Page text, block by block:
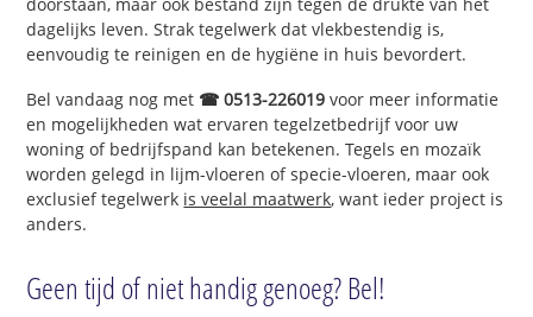
dagelijks leven. Strak tegelwerk dat vlekbestendig is,
eenvoudig te reinigen en de hygiëne in huis bevordert.
Bel vandaag nog met ☎ 0513-226019 voor meer informatie
en mogelijkheden wat ervaren tegelzetbedrijf voor uw
woning of bedrijfspand kan betekenen. Tegels en mozaïk
worden gelegd in lijm-vloeren of specie-vloeren, maar ook
exclusief tegelwerk is veelal maatwerk, want ieder project is
anders.
Geen tijd of niet handig genoeg? Bel!